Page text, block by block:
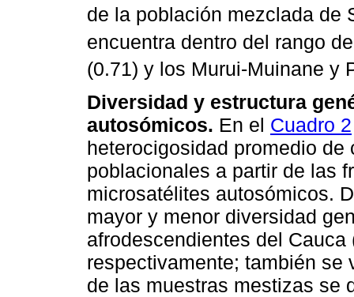
de la población mezclada de
encuentra dentro del rango
(0.71) y los Murui-Muinane y
Diversidad y estructura
autosómicos. En el Cuadro 2
heterocigosidad promedio
poblacionales a partir de las
microsatélites autosómicos.
mayor y menor diversidad
afrodescendientes del
respectivamente; también
de las muestras mestizas se